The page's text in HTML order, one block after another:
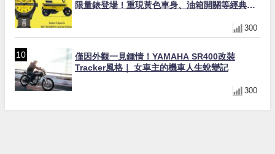
限量錶登場！重現黃色車身、油箱開關等經典設
300
僅因外觀一見鍾情！YAMAHA SR400改裝
Tracker風格｜ 女車主的機車人生蛻變記
300